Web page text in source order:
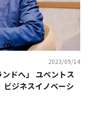
2023/09/14
ンドへ」 ユベントス
ビジネスイノベーシ